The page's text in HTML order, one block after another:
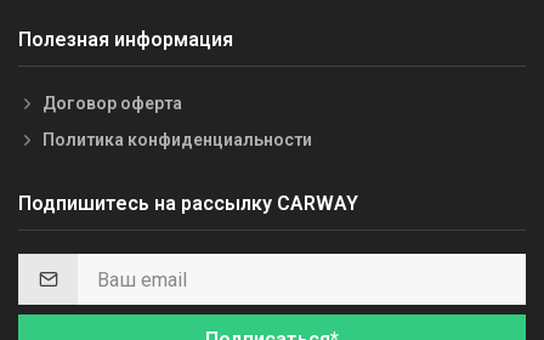
Полезная информация
Договор оферта
Политика конфиденциальности
Подпишитесь на рассылку CARWAY